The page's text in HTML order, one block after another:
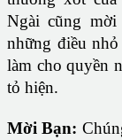
Ngài cũng
những điều
làm cho quyền
tỏ hiện.
Mời Bạn: